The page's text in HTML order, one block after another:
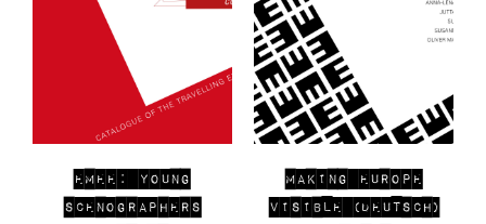
EMEE: YOUNG
SCENOGRAPHERS
MAKING EUROPE
VISIBLE (DEUTSCH)